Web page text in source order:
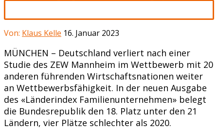
Von: Klaus Kelle 16. Januar 2023
MÜNCHEN – Deutschland verliert nach einer
Studie des ZEW Mannheim im Wettbewerb mit 20
anderen führenden Wirtschaftsnationen weiter
an Wettbewerbsfähigkeit. In der neuen Ausgabe
des «Länderindex Familienunternehmen» belegt
die Bundesrepublik den 18. Platz unter den 21
Ländern, vier Plätze schlechter als 2020.